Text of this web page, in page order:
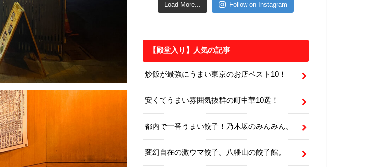
Load More... Follow on Instagram
【殿堂入り】人気の記事
炒飯が最強にうまい東京のお店ベスト10！
安くてうまい雰囲気抜群の町中華10選！
都内で一番うまい餃子！乃木坂のみんみん。
変幻自在の激ウマ餃子。八幡山の餃子館。